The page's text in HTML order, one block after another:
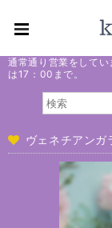
通常通り営業をして
は17：00まで。
ヴェネチアン